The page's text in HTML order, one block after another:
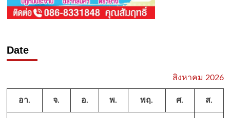
Date
สิงหาคม 2026
อา. จ. อ. พ. พฤ. ศ. ส.